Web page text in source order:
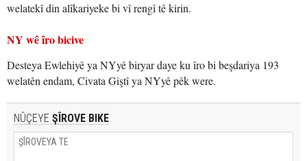
welatekî din alîkariyeke bi vî rengî tê kirin.
NY wê îro bicive
Desteya Ewlehiyê ya NYyê biryar daye ku îro bi beşdariya 193
welatên endam, Civata Giştî ya NYyê pêk were.
NÛÇEYE ŞÎROVE BIKE